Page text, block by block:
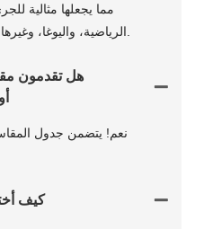
مما يجعلها مثالية
هل تقدمون
نعم! يتضمن جدول
كيف